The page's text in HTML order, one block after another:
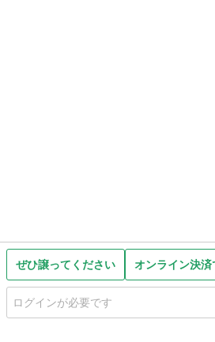
ぜひ譲ってください オンライン決済